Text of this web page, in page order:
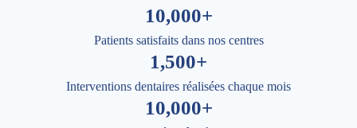
10,000+
Patients satisfaits dans nos centres
1,500+
Interventions dentaires réalisées chaque mois
10,000+